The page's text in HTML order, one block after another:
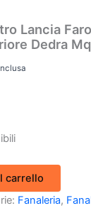
Lancia
Dedra Mq
€.
carrello
Fanaleria,